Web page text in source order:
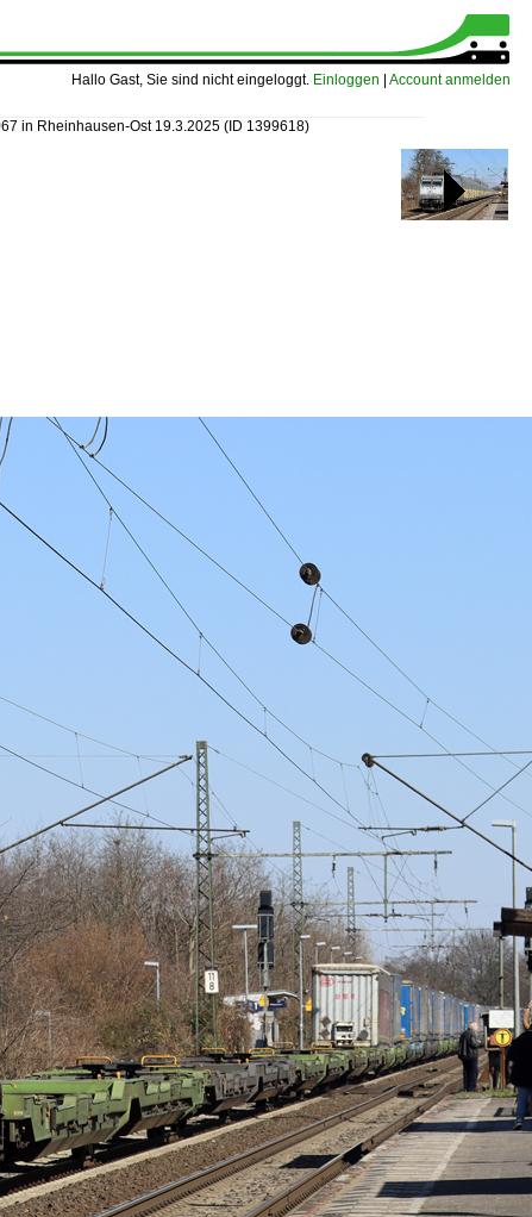
Hallo Gast, Sie sind nicht eingeloggt. Einloggen Account anmelden
in Rheinhausen-Ost 19.3.2025 (ID 1399618)